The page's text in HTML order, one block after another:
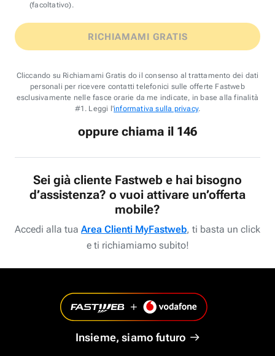
(facoltativo).
RICHIAMAMI GRATIS
Cliccando su Richiamami Gratis do il consenso al trattamento dei dati
personali per ricevere contatti telefonici sulle offerte Fastweb
esclusivamente nelle fasce orarie da me indicate, in base alla finalità
#1. Leggi l'informativa sulla privacy.
oppure chiama il 146
Sei già cliente Fastweb e hai bisogno
d’assistenza? o vuoi attivare un’offerta
mobile?
Accedi alla tua Area Clienti MyFastweb, ti basta un click
e ti richiamiamo subito!
Insieme, siamo futuro